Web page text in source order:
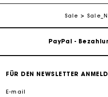
Sale
Kostenlose Lieferung
PayPal -
Die Maje-Geschenkkarte:
FÜR DEN NEWSLETTER
E-mail